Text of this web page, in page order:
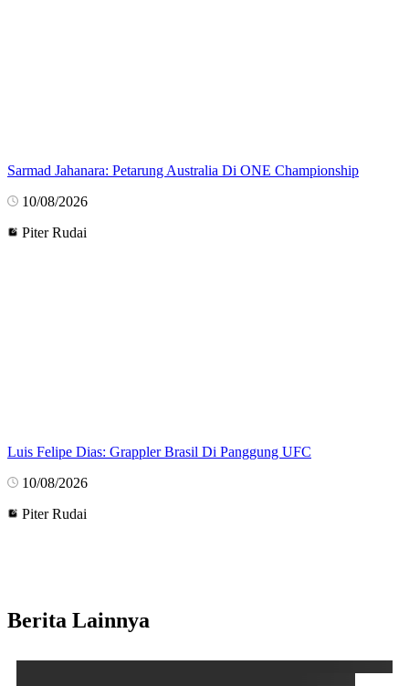
Sarmad Jahanara: Petarung Australia Di ONE Championship
10/08/2026
Piter Rudai
Luis Felipe Dias: Grappler Brasil Di Panggung UFC
10/08/2026
Piter Rudai
Berita Lainnya